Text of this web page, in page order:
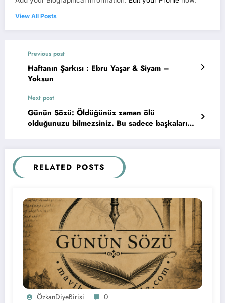
View All Posts
Previous post
Haftanın Şarkısı : Ebru Yaşar & Siyam –
Yoksun
Next post
Günün Sözü: Öldüğünüz zaman ölü
olduğunuzu bilmezsiniz. Bu sadece başkaları
RELATED POSTS
ÖzkanDiyeBirisi 0